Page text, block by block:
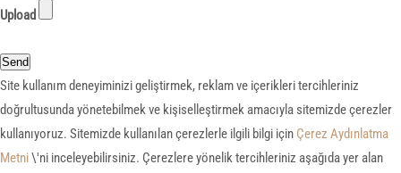
Upload
Send
Site kullanım deneyiminizi geliştirmek, reklam ve içerikleri tercihleriniz
doğrultusunda yönetebilmek ve kişiselleştirmek amacıyla sitemizde çerezler
kullanıyoruz. Sitemizde kullanılan çerezlerle ilgili bilgi için Çerez Aydınlatma
Metni\'ni inceleyebilirsiniz. Çerezlere yönelik tercihleriniz aşağıda yer alan